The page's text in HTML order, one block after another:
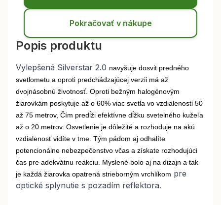
Pokračovať v nákupe
Popis produktu
Vylepšená Silverstar 2.0 navyšuje dosvit predného
svetlometu a oproti predchádzajúcej verzii má až
dvojnásobnú životnosť. Oproti bežným halogénovým
žiarovkám poskytuje až o 60% viac svetla vo vzdialenosti 50
až 75 metrov, Čím predĺži efektívne dĺžku svetelného kužeľa
až o 20 metrov. Osvetlenie je dôležité a rozhoduje na akú
vzdialenosť vidíte v tme. Tým pádom aj odhalíte
potencionálne nebezpečenstvo včas a získate rozhodujúci
čas pre adekvátnu reakciu. Myslené bolo aj na dizajn a tak
je každá žiarovka opatrená strieborným vrchlíkom pre
optické splynutie s pozadím reflektora.